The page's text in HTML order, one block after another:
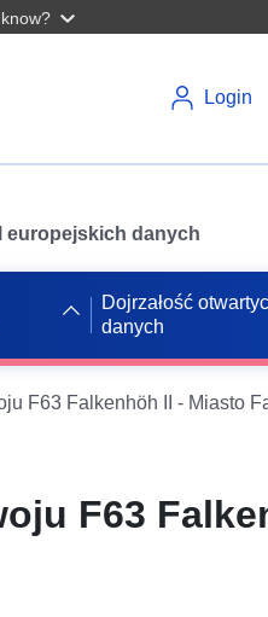
Login
europejskich danych
Dojrzałość
danych
F63 Falkenhöh II - Miasto
F63